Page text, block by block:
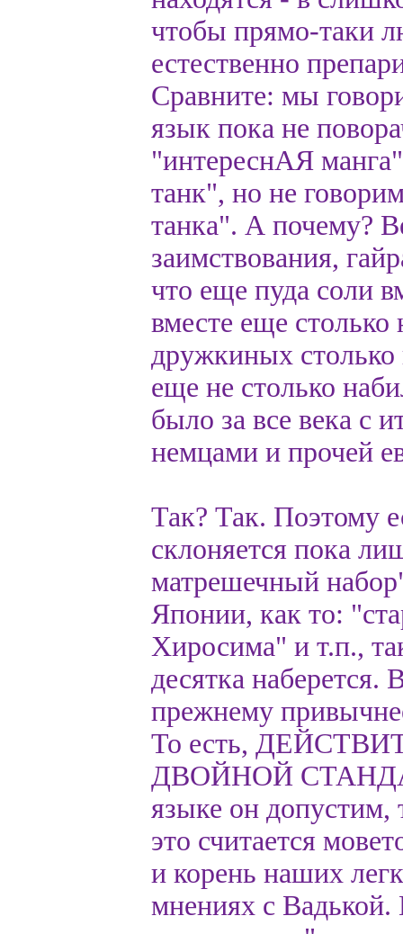
чтобы прямо-таки
естественно
Сравните: мы
язык пока не
"интереснАЯ
танк", но не
танка". А почему?
заимствования,
что еще пуда соли
вместе еще
дружкиных столько
еще не столько
было за все века с
немцами и прочей
Так? Так. Поэтому
склоняется пока
матрешечный
Японии, как то:
Хиросима" и т.п.,
десятка наберется.
прежнему
То есть,
ДВОЙНОЙ
языке он допустим,
это считается
и корень наших
мнениях с